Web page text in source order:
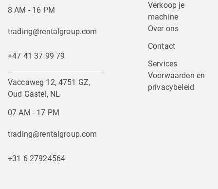
8 AM - 16 PM
trading@rentalgroup.com
+47 41 37 99 79
Vaccaweg 12, 4751 GZ,
Oud Gastel, NL
07 AM - 17 PM
trading@rentalgroup.com
+31 6 27924564
Verkoop je
machine
Over ons
Contact
Services
Voorwaarden en
privacybeleid